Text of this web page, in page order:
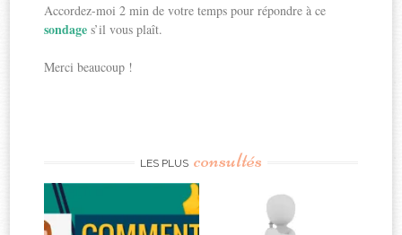
Accordez-moi 2 min de votre temps pour répondre à ce
sondages’il vous plaît.
Merci beaucoup !
LES PLUS consultés